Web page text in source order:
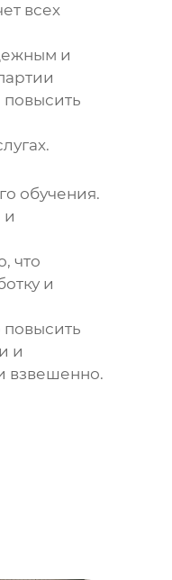
всех
и
обучения.
и
что
и
и
взвешенно.